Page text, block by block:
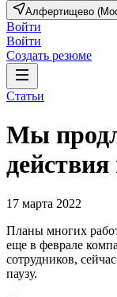
Алфертищево
Войти
Войти
Создать резюме
Статьи
Мы
17 марта 2022
Планы многих
еще в феврале
сотрудников,
паузу.